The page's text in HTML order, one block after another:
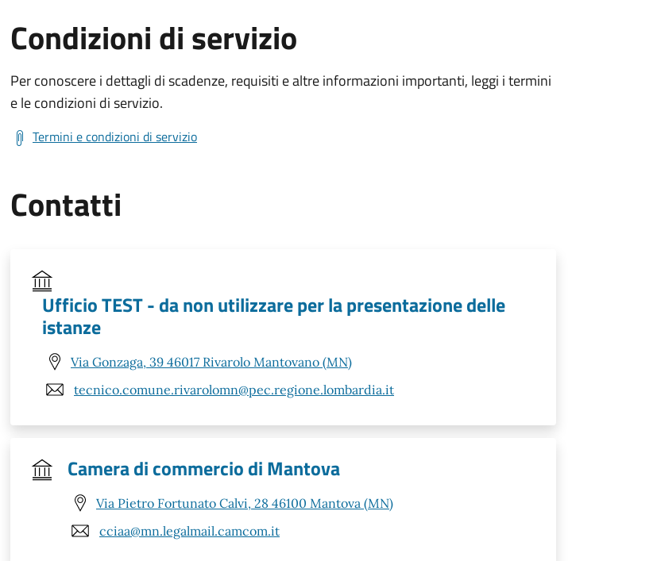
Condizioni di servizio
Per conoscere i dettagli di scadenze, requisiti e altre informazioni importanti, leggi i termini
e le condizioni di servizio.
Termini e condizioni di servizio
Contatti
Ufficio TEST - da non utilizzare per la presentazione delle
istanze
Via Gonzaga, 39 46017 Rivarolo Mantovano (MN)
tecnico.comune.rivarolomn@pec.regione.lombardia.it
Camera di commercio di Mantova
Via Pietro Fortunato Calvi, 28 46100 Mantova (MN)
cciaa@mn.legalmail.camcom.it